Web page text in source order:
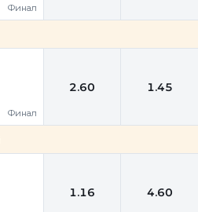
Финал
Финал
2.60 1.45
1.16 4.60